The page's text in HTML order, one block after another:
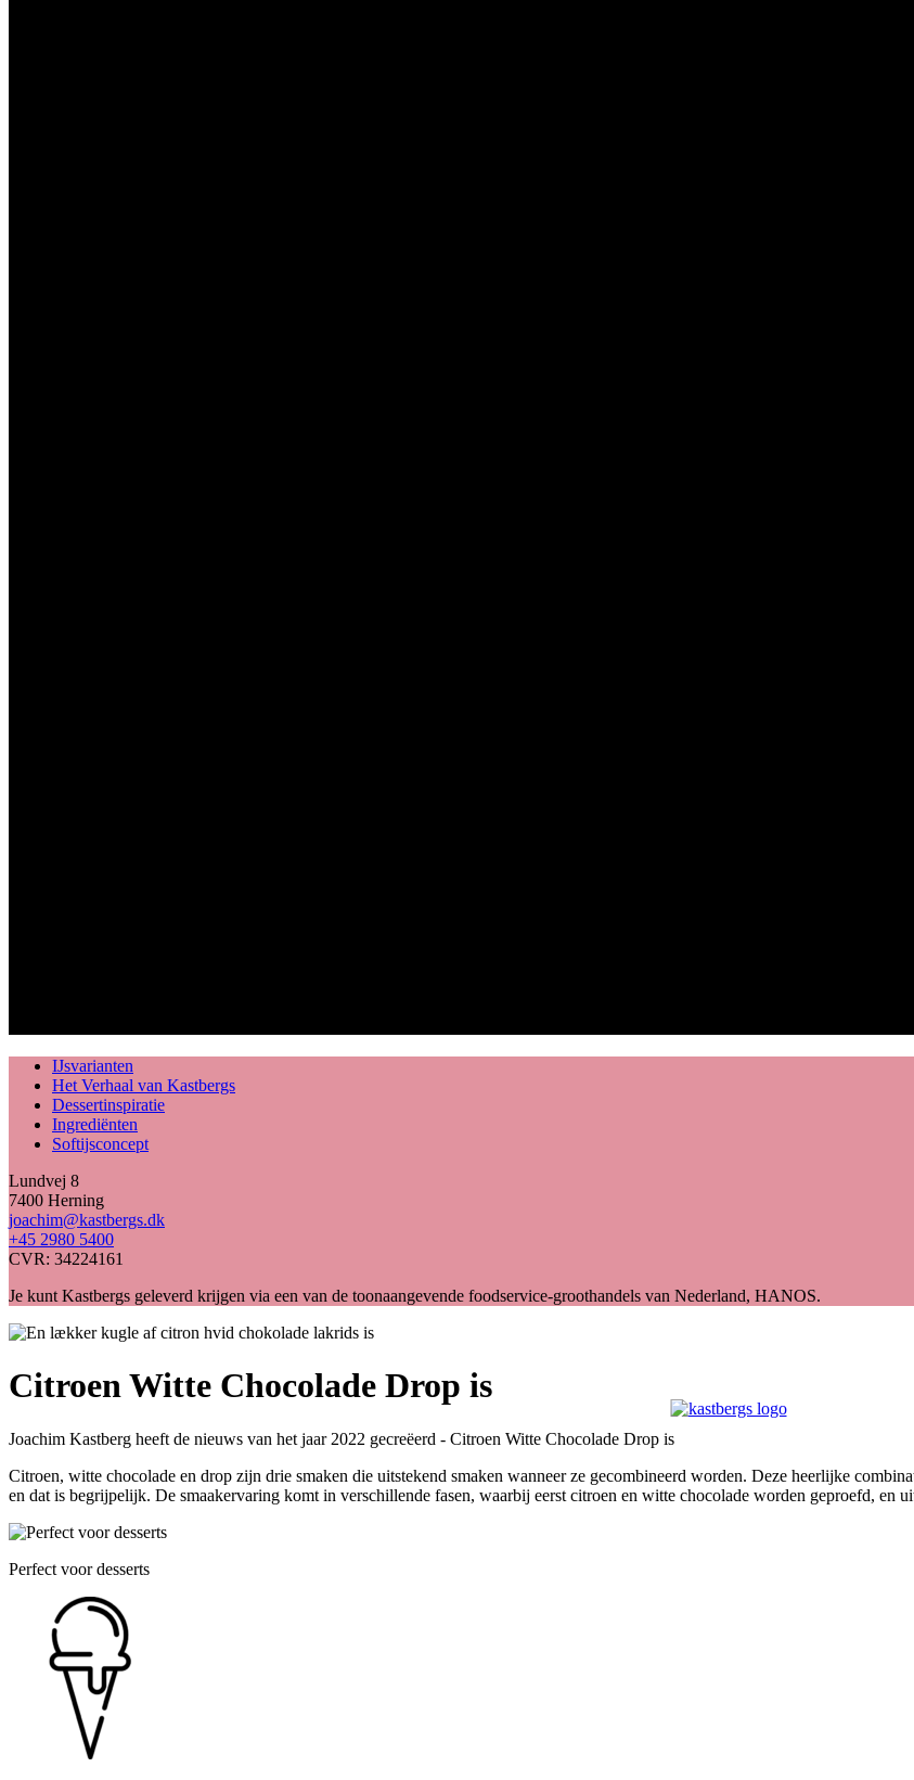
IJsvarianten
Het Verhaal van Kastbergs
Dessertinspiratie
Ingrediënten
Softijsconcept
Lundvej 8
7400 Herning
joachim@kastbergs.dk
+45 2980 5400
CVR: 34224161
Je kunt Kastbergs geleverd krijgen via een van de toonaangevende foodservice-groothandels van Nederland, HANOS.
Citroen Witte Chocolade Drop is
Joachim Kastberg heeft de nieuws van het jaar 2022 gecreëerd - Citroen Witte Chocolade Drop is
Citroen, witte chocolade en drop zijn drie smaken die uitstekend smaken wanneer ze gecombineerd worden. Deze heerlijke
en dat is begrijpelijk. De smaakervaring komt in verschillende fasen, waarbij eerst citroen en witte chocolade worden geproefd, en
Perfect voor desserts